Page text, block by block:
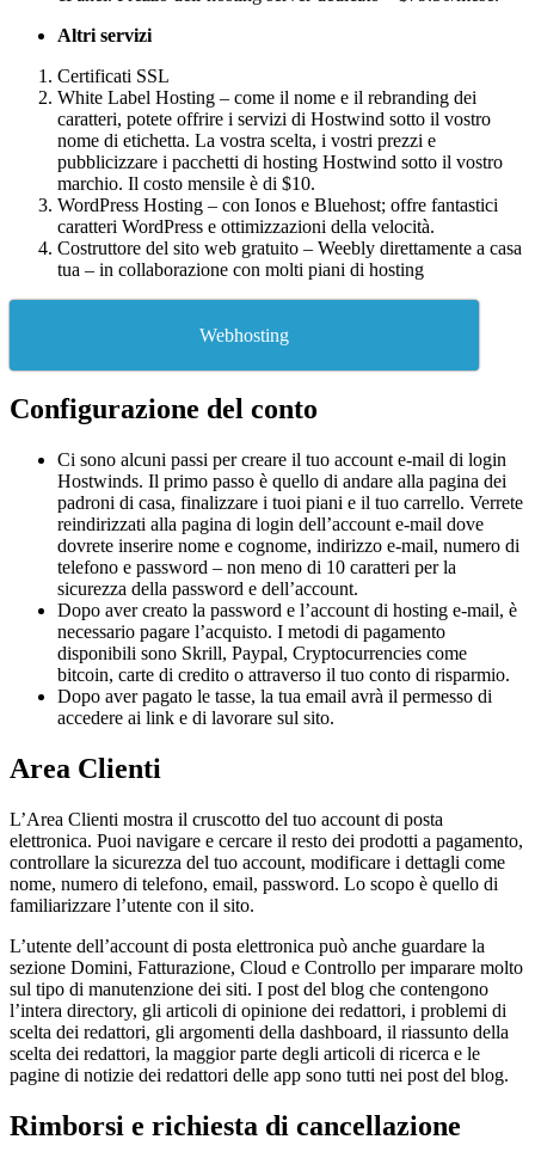
Altri servizi
Certificati SSL
White Label Hosting – come il nome e il rebranding dei
caratteri, potete offrire i servizi di Hostwind sotto il vostro
nome di etichetta. La vostra scelta, i vostri prezzi e
pubblicizzare i pacchetti di hosting Hostwind sotto il vostro
marchio. Il costo mensile è di $10.
WordPress Hosting – con Ionos e Bluehost; offre fantastici
caratteri WordPress e ottimizzazioni della velocità.
Costruttore del sito web gratuito – Weebly direttamente a casa
tua – in collaborazione con molti piani di hosting
Webhosting
Configurazione del conto
Ci sono alcuni passi per creare il tuo account e-mail di login
Hostwinds. Il primo passo è quello di andare alla pagina dei
padroni di casa, finalizzare i tuoi piani e il tuo carrello. Verrete
reindirizzati alla pagina di login dell’account e-mail dove
dovrete inserire nome e cognome, indirizzo e-mail, numero di
telefono e password – non meno di 10 caratteri per la
sicurezza della password e dell’account.
Dopo aver creato la password e l’account di hosting e-mail, è
necessario pagare l’acquisto. I metodi di pagamento
disponibili sono Skrill, Paypal, Cryptocurrencies come
bitcoin, carte di credito o attraverso il tuo conto di risparmio.
Dopo aver pagato le tasse, la tua email avrà il permesso di
accedere ai link e di lavorare sul sito.
Area Clienti
L’Area Clienti mostra il cruscotto del tuo account di posta
elettronica. Puoi navigare e cercare il resto dei prodotti a pagamento,
controllare la sicurezza del tuo account, modificare i dettagli come
nome, numero di telefono, email, password. Lo scopo è quello di
familiarizzare l’utente con il sito.
L’utente dell’account di posta elettronica può anche guardare la
sezione Domini, Fatturazione, Cloud e Controllo per imparare molto
sul tipo di manutenzione dei siti. I post del blog che contengono
l’intera directory, gli articoli di opinione dei redattori, i problemi di
scelta dei redattori, gli argomenti della dashboard, il riassunto della
scelta dei redattori, la maggior parte degli articoli di ricerca e le
pagine di notizie dei redattori delle app sono tutti nei post del blog.
Rimborsi e richiesta di cancellazione